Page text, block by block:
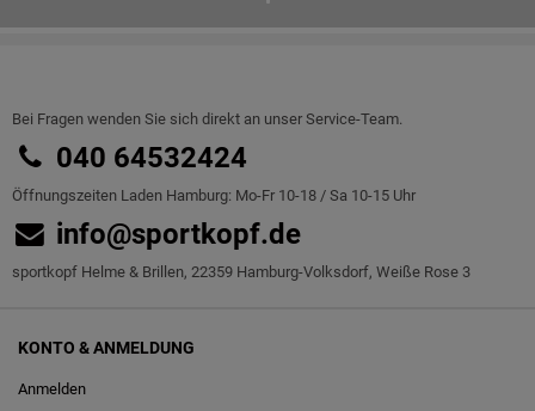
Bei Fragen wenden Sie sich direkt an unser Service-Team.
040 64532424
Öffnungszeiten Laden Hamburg: Mo-Fr 10-18 / Sa 10-15 Uhr
info@sportkopf.de
sportkopf Helme & Brillen, 22359 Hamburg-Volksdorf, Weiße Rose 3
KONTO & ANMELDUNG
Anmelden